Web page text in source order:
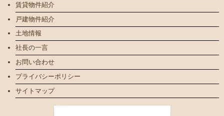
賃貸物件紹介
戸建物件紹介
土地情報
社長の一言
お問い合わせ
プライバシーポリシー
サイトマップ